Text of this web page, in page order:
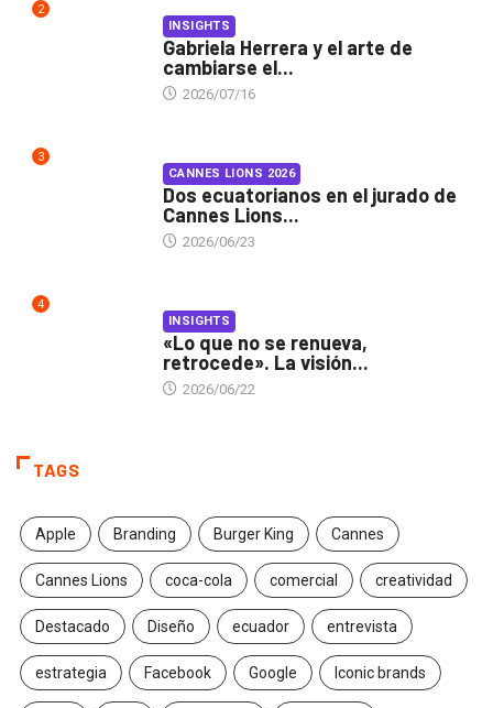
2
INSIGHTS
Gabriela Herrera y el arte de
cambiarse el...
2026/07/16
3
CANNES LIONS 2026
Dos ecuatorianos en el jurado de
Cannes Lions...
2026/06/23
4
INSIGHTS
«Lo que no se renueva,
retrocede». La visión...
2026/06/22
TAGS
Apple Branding Burger King Cannes
Cannes Lions coca-cola comercial creatividad
Destacado Diseño ecuador entrevista
estrategia Facebook Google Iconic brands